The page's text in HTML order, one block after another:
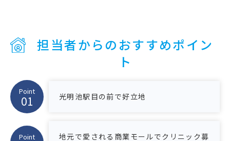
担当者からのおすすめポイン
ト
Point
光明池駅目の前で好立地
Point
地元で愛される商業モールでクリニック募